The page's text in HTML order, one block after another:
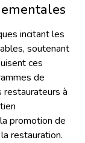
incitant les
soutenant
ces
de
à
promotion de
restauration.